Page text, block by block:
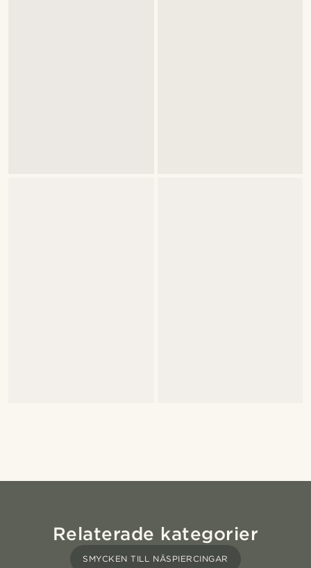
Relaterade kategorier
SMYCKEN TILL NÄSPIERCINGAR